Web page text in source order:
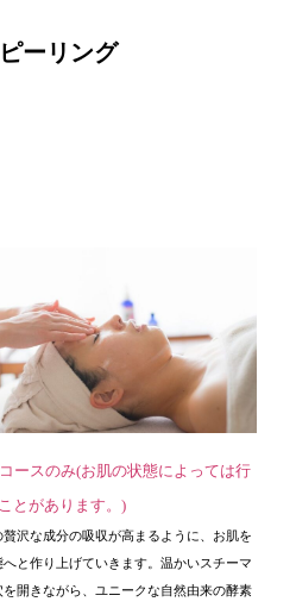
ーリング
ースのみ(お肌の状態によっては行
とがあります。)
贅沢な成分の吸収が高まるように、お肌を
へと作り上げていきます。温かいスチーマ
を開きながら、ユニークな自然由来の酵素